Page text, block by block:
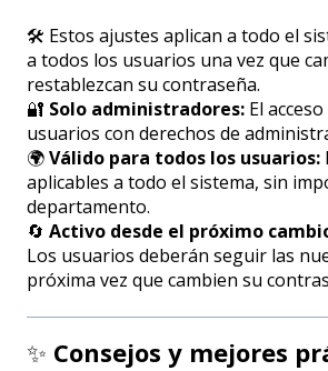
🛠️ Estos ajustes aplican a todo el
a todos los usuarios una vez que
restablezcan su contraseña.
🔐 Solo administradores: El
usuarios con derechos de
🌍Válido para todos los usuarios:
aplicables a todo el sistema, sin
departamento.
🔄 Activo desde el próximo
Los usuarios deberán seguir las
próxima vez que cambien su
✨ Consejos y mejores